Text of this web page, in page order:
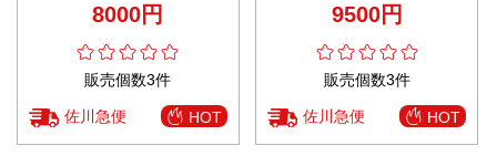
8000円
販売個数3件
佐川急便 HOT
9500円
販売個数3件
佐川急便 HOT